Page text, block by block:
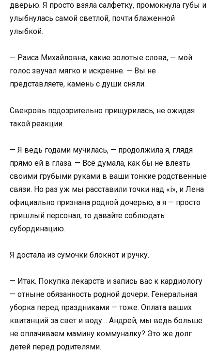
дверью. Я просто взяла салфетку, промокнула губы и
улыбнулась самой светлой, почти блаженной
улыбкой.
— Раиса Михайловна, какие золотые слова, — мой
голос звучал мягко и искренне. — Вы не
представляете, камень с души сняли.
Свекровь подозрительно прищурилась, не ожидая
такой реакции.
— Я ведь годами мучилась, — продолжила я, глядя
прямо ей в глаза. — Всё думала, как бы не влезть
своими грубыми руками в ваши тонкие родственные
связи. Но раз уж мы расставили точки над «i», и Лена
официально признана родной дочерью, а я — просто
пришлый персонал, то давайте соблюдать
субординацию.
Я достала из сумочки блокнот и ручку.
— Итак. Покупка лекарств и запись вас к кардиологу
— отныне обязанность родной дочери. Генеральная
уборка перед праздниками — тоже. Оплата ваших
квитанций за свет и воду… Андрей, мы ведь больше
не оплачиваем мамину коммуналку? Это же долг
детей перед родителями.